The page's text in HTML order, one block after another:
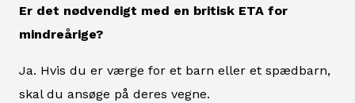
Er det nødvendigt med en britisk ETA for
mindreårige?
Ja. Hvis du er værge for et barn eller et spædbarn,
skal du ansøge på deres vegne.